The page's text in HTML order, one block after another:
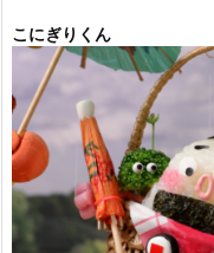
こにぎりくん